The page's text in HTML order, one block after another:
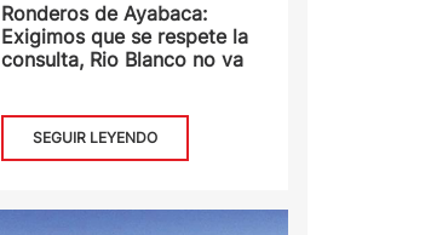
Ronderos de Ayabaca:
Exigimos que se respete la
consulta, Rio Blanco no va
SEGUIR LEYENDO